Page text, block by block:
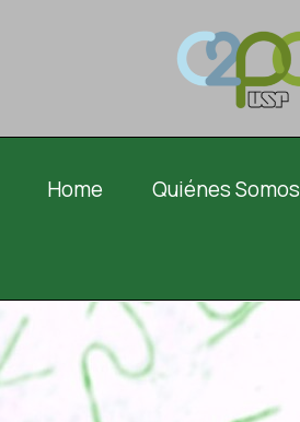
Home Quiénes Somos